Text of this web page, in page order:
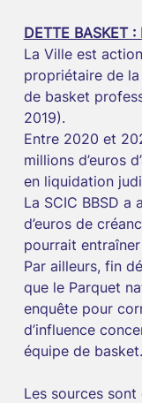
DETTE BASKET
La Ville est
propriétaire de
de basket
2019).
Entre 2020 et
millions d’euros
en liquidation
La SCIC BBSD a
d’euros de
pourrait
Par ailleurs, fin
que le Parquet
enquête pour
d’influence
équipe de basket.
Les sources